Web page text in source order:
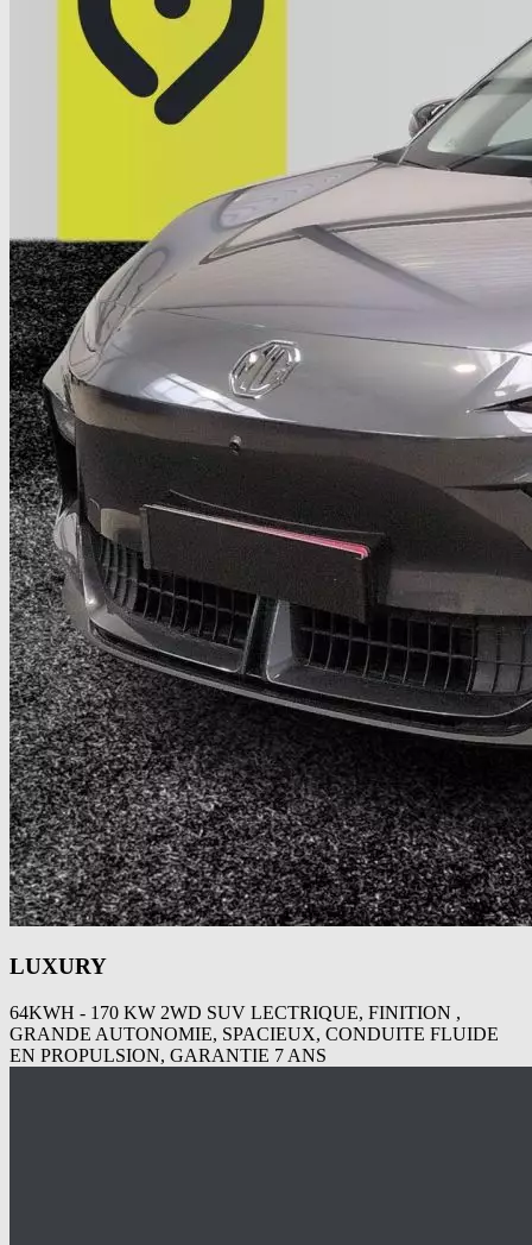
LUXURY
64KWH - 170 KW 2WD SUV LECTRIQUE, FINITION ,
GRANDE AUTONOMIE, SPACIEUX, CONDUITE FLUIDE
EN PROPULSION, GARANTIE 7 ANS